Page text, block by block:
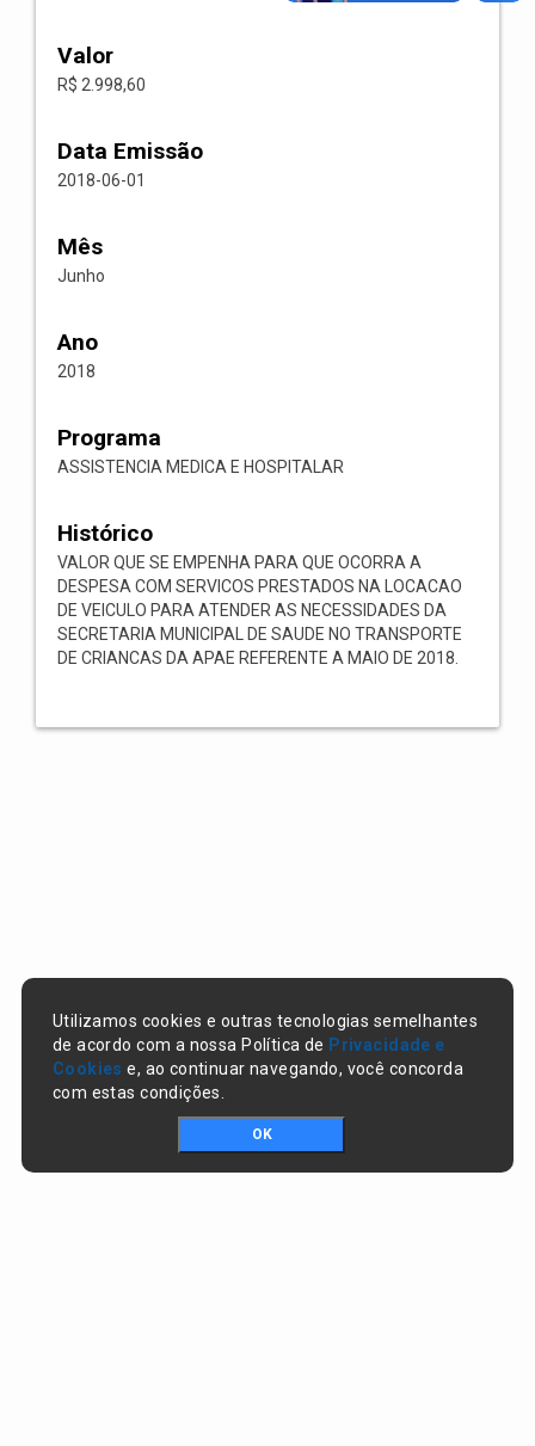
Valor
R$ 2.998,60
Data Emissão
2018-06-01
Mês
Junho
Ano
2018
Programa
ASSISTENCIA MEDICA E HOSPITALAR
Histórico
VALOR QUE SE EMPENHA PARA QUE OCORRA A
DESPESA COM SERVICOS PRESTADOS NA LOCACAO
DE VEICULO PARA ATENDER AS NECESSIDADES DA
SECRETARIA MUNICIPAL DE SAUDE NO TRANSPORTE
DE CRIANCAS DA APAE REFERENTE A MAIO DE 2018.
Utilizamos cookies e outras tecnologias semelhantes
de acordo com a nossa Política de Privacidade e
Cookies e, ao continuar navegando, você concorda
com estas condições.
OK